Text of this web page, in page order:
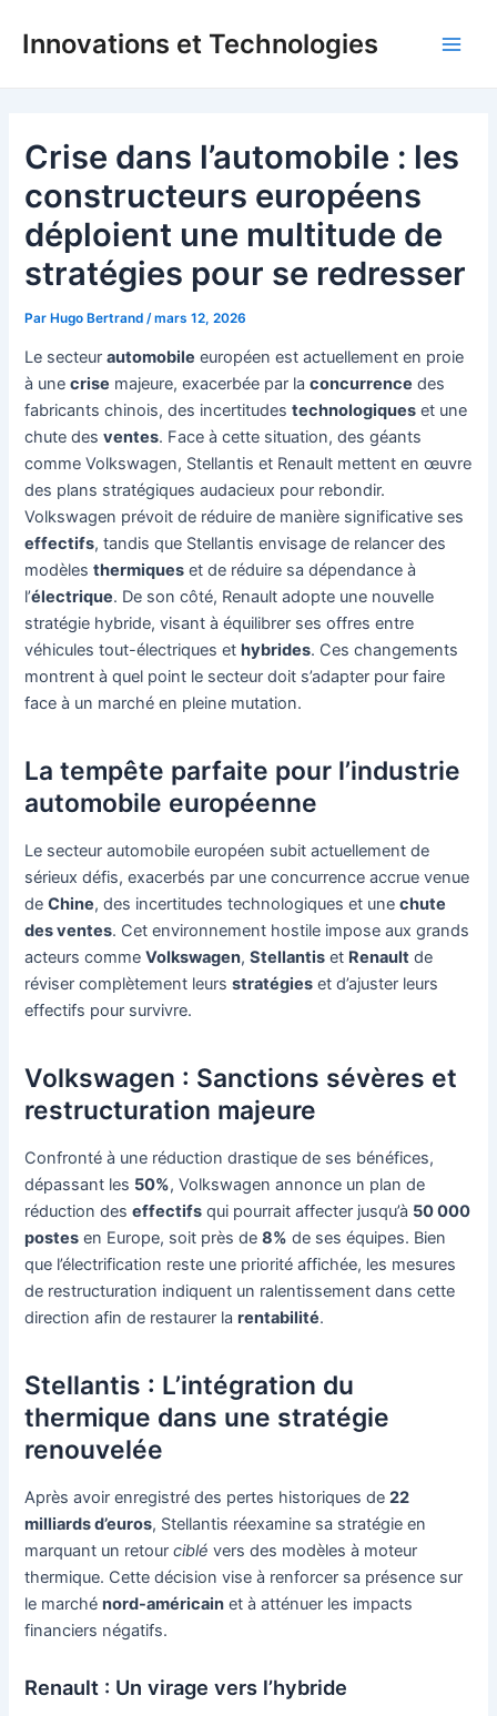
Innovations et Technologies
Crise dans l’automobile : les
constructeurs européens
déploient une multitude de
stratégies pour se redresser
ParHugo Bertrand /mars 12, 2026
Le secteurautomobile européen est actuellement en proie
à unecrise majeure, exacerbée par laconcurrence des
fabricants chinois, des incertitudestechnologiques et une
chute desventes. Face à cette situation, des géants
comme Volkswagen, Stellantis et Renault mettent en œuvre
des plans stratégiques audacieux pour rebondir.
Volkswagen prévoit de réduire de manière significative ses
effectifs, tandis que Stellantis envisage de relancer des
modèlesthermiques et de réduire sa dépendance à
l’électrique. De son côté, Renault adopte une nouvelle
stratégie hybride, visant à équilibrer ses offres entre
véhicules tout-électriques et hybrides. Ces changements
montrent à quel point le secteur doit s’adapter pour faire
face à un marché en pleine mutation.
La tempête parfaite pour l’industrie
automobile européenne
Le secteur automobile européen subit actuellement de
sérieux défis, exacerbés par une concurrence accrue venue
deChine, des incertitudes technologiques et unechute
des ventes. Cet environnement hostile impose aux grands
acteurs commeVolkswagen,Stellantis et Renault de
réviser complètement leursstratégies et d’ajuster leurs
effectifs pour survivre.
Volkswagen : Sanctions sévères et
restructuration majeure
Confronté à une réduction drastique de ses bénéfices,
dépassant les 50%, Volkswagen annonce un plan de
réduction deseffectifs qui pourrait affecter jusqu’à 50 000
postes en Europe, soit près de8% de ses équipes. Bien
que l’électrification reste une priorité affichée, les mesures
de restructuration indiquent un ralentissement dans cette
direction afin de restaurer larentabilité.
Stellantis : L’intégration du
thermique dans une stratégie
renouvelée
Après avoir enregistré des pertes historiques de22
milliards d’euros, Stellantis réexamine sa stratégie en
marquant un retour ciblé vers des modèles à moteur
thermique. Cette décision vise à renforcer sa présence sur
le marchénord-américain et à atténuer les impacts
financiers négatifs.
Renault : Un virage vers l’hybride